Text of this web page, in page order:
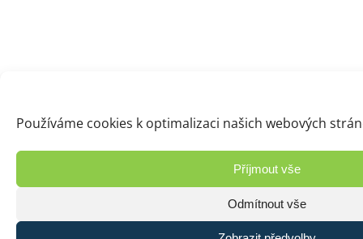
Používáme cookies k optimalizaci našich webových
Příjmout vše
Odmítnout vše